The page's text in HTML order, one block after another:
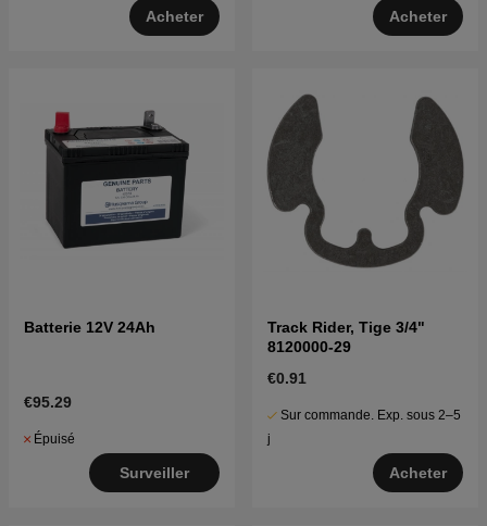
Acheter Acheter
Batterie 12V 24Ah
€95.29
Épuisé
Surveiller
Track Rider, Tige 3/4"
8120000-29
€0.91
Sur commande. Exp. sous 2–5
j
Acheter